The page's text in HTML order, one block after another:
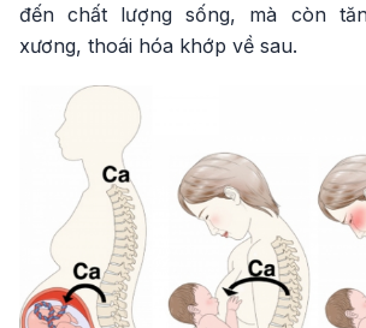
đến chất lượng sống, mà còn
xương, thoái hóa khớp về sau.